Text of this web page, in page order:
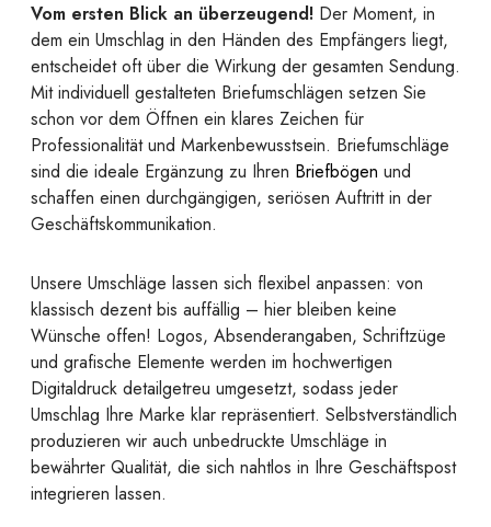
Vom ersten Blick an überzeugend! Der Moment, in
dem ein Umschlag in den Händen des Empfängers liegt,
entscheidet oft über die Wirkung der gesamten Sendung.
Mit individuell gestalteten Briefumschlägen setzen Sie
schon vor dem Öffnen ein klares Zeichen für
Professionalität und Markenbewusstsein. Briefumschläge
sind die ideale Ergänzung zu Ihren Briefbögen und
schaffen einen durchgängigen, seriösen Auftritt in der
Geschäftskommunikation.
Unsere Umschläge lassen sich flexibel anpassen: von
klassisch dezent bis auffällig – hier bleiben keine
Wünsche offen! Logos, Absenderangaben, Schriftzüge
und grafische Elemente werden im hochwertigen
Digitaldruck detailgetreu umgesetzt, sodass jeder
Umschlag Ihre Marke klar repräsentiert. Selbstverständlich
produzieren wir auch unbedruckte Umschläge in
bewährter Qualität, die sich nahtlos in Ihre Geschäftspost
integrieren lassen.